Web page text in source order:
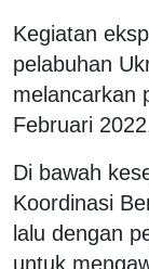
Kegiatan
pelabuhan
melancarkan
Februari
Di bawah
Koordinasi
lalu dengan
untuk